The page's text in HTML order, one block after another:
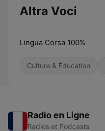
Altra Voci
Lingua Corsa 100%
Culture & Éducation
Radio en Ligne
Radios et Podcasts